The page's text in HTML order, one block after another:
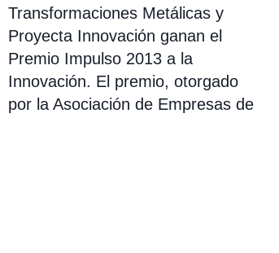
Transformaciones Metálicas y
Proyecta Innovación ganan el
Premio Impulso 2013 a la
Innovación. El premio, otorgado
por la Asociación de Empresas de